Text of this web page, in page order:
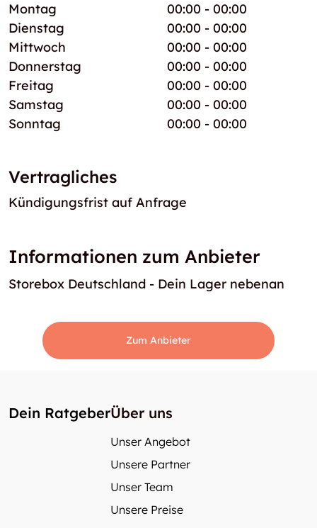
Montag
00:00 - 00:00
Dienstag
00:00 - 00:00
Mittwoch
00:00 - 00:00
Donnerstag
00:00 - 00:00
Freitag
00:00 - 00:00
Samstag
00:00 - 00:00
Sonntag
00:00 - 00:00
Vertragliches
Kündigungsfrist auf Anfrage
Informationen zum Anbieter
Storebox Deutschland - Dein Lager nebenan
Zum Anbieter
Dein RatgeberÜber uns
Unser Angebot
Unsere Partner
Unser Team
Unsere Preise